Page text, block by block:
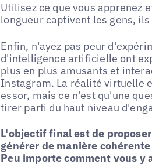
Utilisez ce que vous apprenez
longueur captivent les gens,
Enfin, n'ayez pas peur
d'intelligence artificielle ont
plus en plus amusants et
Instagram. La réalité virtuelle
essor, mais ce n'est qu'une
tirer parti du haut niveau
L'objectif final est de
générer de manière
Peu importe comment vous y